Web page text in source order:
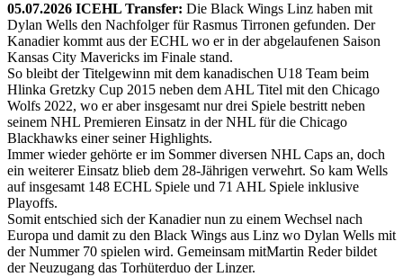
05.07.2026 ICEHL Transfer: Die Black Wings Linz haben mit
Dylan Wells den Nachfolger für Rasmus Tirronen gefunden. Der
Kanadier kommt aus der ECHL wo er in der abgelaufenen Saison
Kansas City Mavericks im Finale stand.
So bleibt der Titelgewinn mit dem kanadischen U18 Team beim
Hlinka Gretzky Cup 2015 neben dem AHL Titel mit den Chicago
Wolfs 2022, wo er aber insgesamt nur drei Spiele bestritt neben
seinem NHL Premieren Einsatz in der NHL für die Chicago
Blackhawks einer seiner Highlights.
Immer wieder gehörte er im Sommer diversen NHL Caps an, doch
ein weiterer Einsatz blieb dem 28-Jährigen verwehrt. So kam Wells
auf insgesamt 148 ECHL Spiele und 71 AHL Spiele inklusive
Playoffs.
Somit entschied sich der Kanadier nun zu einem Wechsel nach
Europa und damit zu den Black Wings aus Linz wo Dylan Wells mit
der Nummer 70 spielen wird. Gemeinsam mitMartin Reder bildet
der Neuzugang das Torhüterduo der Linzer.